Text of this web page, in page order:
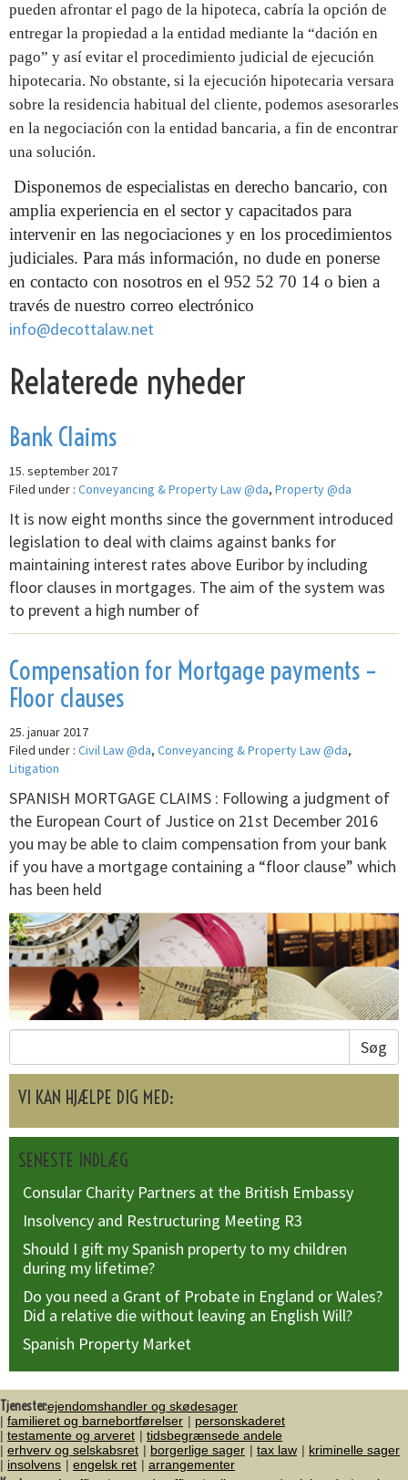
pueden afrontar el pago de la hipoteca, cabría la opción de
entregar la propiedad a la entidad mediante la “dación en
pago” y así evitar el procedimiento judicial de ejecución
hipotecaria. No obstante, si la ejecución hipotecaria versara
sobre la residencia habitual del cliente, podemos asesorarles
en la negociación con la entidad bancaria, a fin de encontrar
una solución.
Disponemos de especialistas en derecho bancario, con
amplia experiencia en el sector y capacitados para
intervenir en las negociaciones y en los procedimientos
judiciales. Para más información, no dude en ponerse
en contacto con nosotros en el 952 52 70 14 o bien a
través de nuestro correo electrónico
info@decottalaw.net
Relaterede nyheder
Bank Claims
15. september 2017
Filed under : Conveyancing & Property Law @da, Property @da
It is now eight months since the government introduced
legislation to deal with claims against banks for
maintaining interest rates above Euribor by including
floor clauses in mortgages. The aim of the system was
to prevent a high number of
Compensation for Mortgage payments –
Floor clauses
25. januar 2017
Filed under : Civil Law @da, Conveyancing & Property Law @da,
Litigation
SPANISH MORTGAGE CLAIMS : Following a judgment of
the European Court of Justice on 21st December 2016
you may be able to claim compensation from your bank
if you have a mortgage containing a “floor clause” which
has been held
Søg
VI KAN HJÆLPE DIG MED:
SENESTE INDLÆG
Consular Charity Partners at the British Embassy
Insolvency and Restructuring Meeting R3
Should I gift my Spanish property to my children
during my lifetime?
Do you need a Grant of Probate in England or Wales?
Did a relative die without leaving an English Will?
Spanish Property Market
Tjenester:ejendomshandler og skødesager
familieret og barnebortførelser
personskaderet
testamente og arveret
tidsbegrænsede andele
erhverv og selskabsret
borgerlige sager tax law
kriminelle sager
insolvens
engelsk ret arrangementer